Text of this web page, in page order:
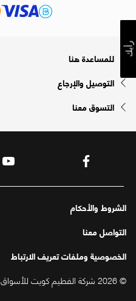
للمساعدة هنا
التوصيل والإرجاع
التسوق معنا
الشروط والأحكام
التواصل معنا
الخصوصية وملفات تعريف الارتباط
© 2026 شركة الفطيم كويت للأسواق المركزية
رأيك